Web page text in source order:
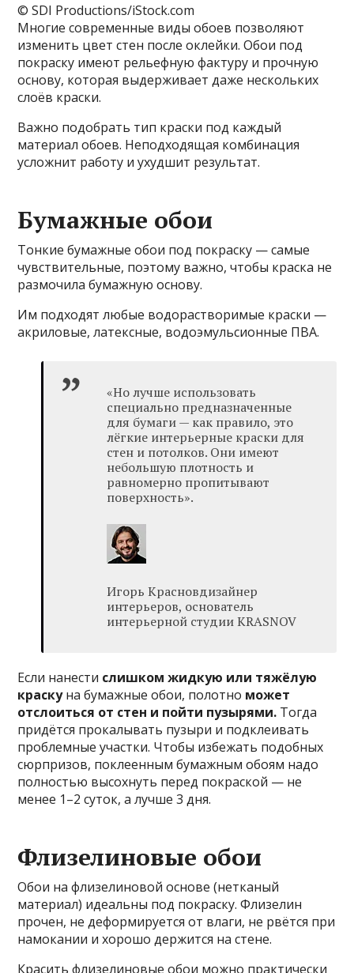
© SDI Productions/iStock.com
Многие современные виды обоев позволяют
изменить цвет стен после оклейки. Обои под
покраску имеют рельефную фактуру и прочную
основу, которая выдерживает даже нескольких
слоёв краски.
Важно подобрать тип краски под каждый
материал обоев. Неподходящая комбинация
усложнит работу и ухудшит результат.
Бумажные обои
Тонкие бумажные обои под покраску — самые
чувствительные, поэтому важно, чтобы краска не
размочила бумажную основу.
Им подходят любые водорастворимые краски —
акриловые, латексные, водоэмульсионные ПВА.
«Но лучше использовать
специально предназначенные
для бумаги — как правило, это
лёгкие интерьерные краски для
стен и потолков. Они имеют
небольшую плотность и
равномерно пропитывают
поверхность».
Игорь Красновдизайнер
интерьеров, основатель
интерьерной студии KRASNOV
Если нанести слишком жидкую или тяжёлую
краскуна бумажные обои, полотно может
отслоиться от стен и пойти пузырями. Тогда
придётся прокалывать пузыри и подклеивать
проблемные участки. Чтобы избежать подобных
сюрпризов, поклеенным бумажным обоям надо
полностью высохнуть перед покраской — не
менее 1–2 суток, а лучше 3 дня.
Флизелиновые обои
Обои на флизелиновой основе (нетканый
материал) идеальны под покраску. Флизелин
прочен, не деформируется от влаги, не рвётся при
намокании и хорошо держится на стене.
Красить флизелиновые обои можно практически